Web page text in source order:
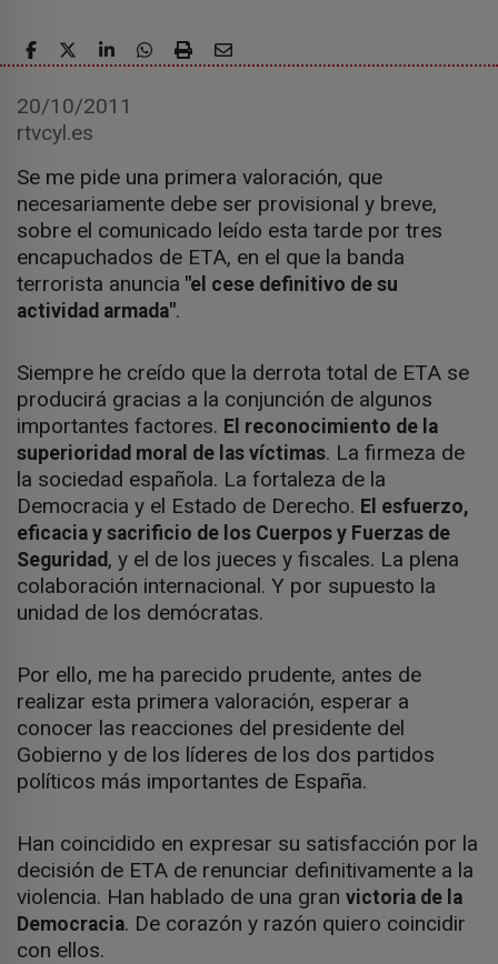
20/10/2011
rtvcyl.es
Se me pide una primera valoración, que
necesariamente debe ser provisional y breve,
sobre el comunicado leído esta tarde por tres
encapuchados de ETA, en el que la banda
terrorista anuncia "el cese definitivo de su
actividad armada".
Siempre he creído que la derrota total de ETA se
producirá gracias a la conjunción de algunos
importantes factores. El reconocimiento de la
superioridad moral de las víctimas. La firmeza de
la sociedad española. La fortaleza de la
Democracia y el Estado de Derecho. El esfuerzo,
eficacia y sacrificio de los Cuerpos y Fuerzas de
Seguridad , y el de los jueces y fiscales. La plena
colaboración internacional. Y por supuesto la
unidad de los demócratas.
Por ello, me ha parecido prudente, antes de
realizar esta primera valoración, esperar a
conocer las reacciones del presidente del
Gobierno y de los líderes de los dos partidos
políticos más importantes de España.
Han coincidido en expresar su satisfacción por la
decisión de ETA de renunciar definitivamente a la
violencia. Han hablado de una gran victoria de la
Democracia. De corazón y razón quiero coincidir
con ellos.